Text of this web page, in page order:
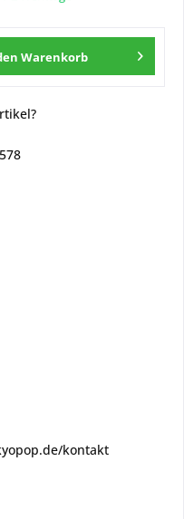
Warenkorb
kontakt